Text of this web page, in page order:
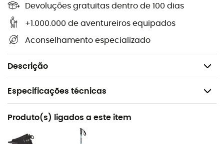
Devoluções gratuitas dentro de 100 dias
+1.000.000 de aventureiros equipados
Aconselhamento especializado
Descrição
Acompanhadas por bolsa de transporte,
Dimensões: 48,5 x 18 cm,
Peso das raquetes: 400 g x 2.
Especificações técnicas
Recomendado para
Raquetes de neve
Produto(s) ligados a este item